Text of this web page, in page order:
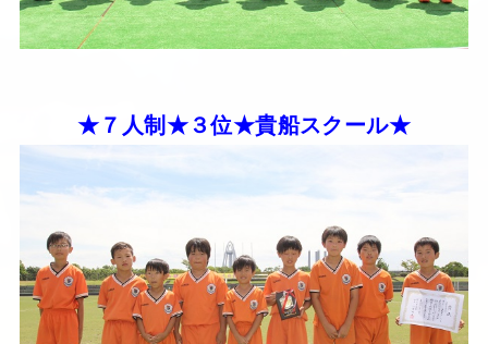
★７人制★３位★貴船スクール★